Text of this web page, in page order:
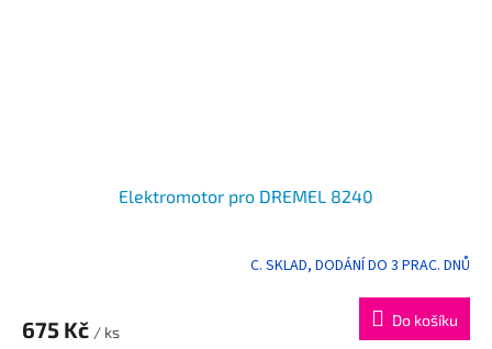
Elektromotor pro DREMEL 8240
C. SKLAD, DODÁNÍ DO 3 PRAC. DNŮ
675 Kč / ks
Do košíku